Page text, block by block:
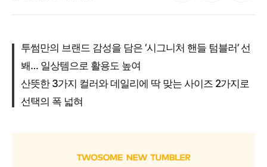
투썸만의 브랜드 감성을 담은 ‘시그니처 핸들 텀블러’ 선
봬… 일상템으로 활용도 높여
산뜻한 3가지 컬러와 데일리에 딱 맞는 사이즈 2가지로
선택의 폭 넓혀